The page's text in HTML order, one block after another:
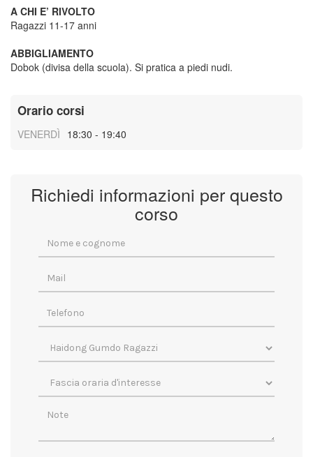
A CHI E’ RIVOLTO
Ragazzi 11-17 anni
ABBIGLIAMENTO
Dobok (divisa della scuola). Si pratica a piedi nudi.
Orario corsi
VENERDÌ 18:30 - 19:40
Richiedi informazioni per questo
corso